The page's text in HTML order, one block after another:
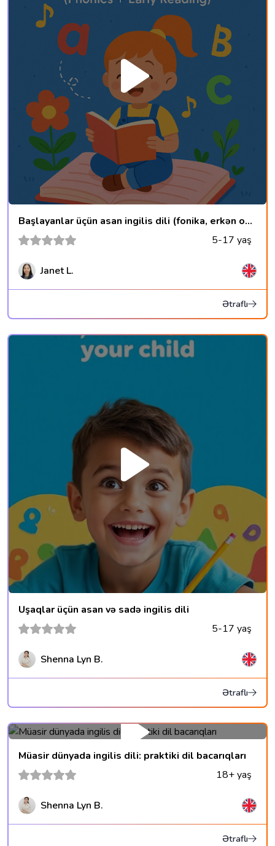
Başlayanlar üçün asan ingilis dili (fonika, erkən oxu və danışıq)
5-17 yaş
Janet L.
Ətraflı
Uşaqlar üçün asan və sadə ingilis dili
5-17 yaş
Shenna Lyn B.
Ətraflı
Müasir dünyada ingilis dili: praktiki dil bacarıqları
18+ yaş
Shenna Lyn B.
Ətraflı